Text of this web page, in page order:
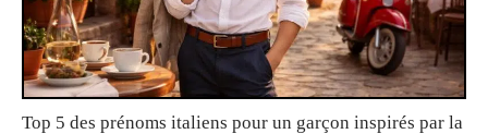
Top 5 des prénoms italiens pour un garçon inspirés par la